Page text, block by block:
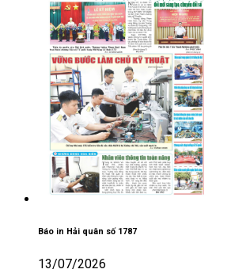
Báo in Hải quân số 1787
13/07/2026